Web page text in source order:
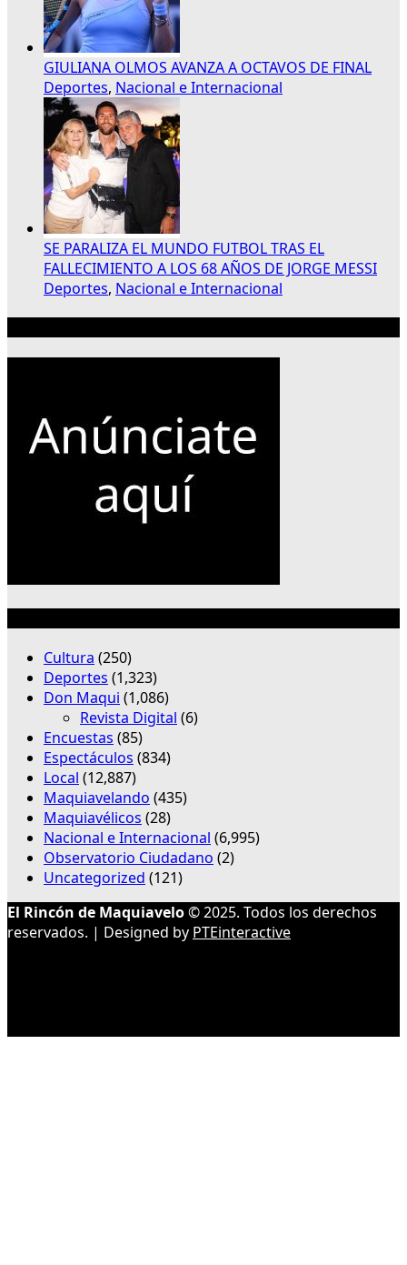
GIULIANA OLMOS AVANZA A OCTAVOS DE FINAL
Deportes, Nacional e Internacional
SE PARALIZA EL MUNDO FUTBOL TRAS EL
FALLECIMIENTO A LOS 68 AÑOS DE JORGE MESSI
Deportes, Nacional e Internacional
Cultura (250)
Deportes (1,323)
Don Maqui (1,086)
Revista Digital (6)
Encuestas (85)
Espectáculos (834)
Local (12,887)
Maquiavelando (435)
Maquiavélicos (28)
Nacional e Internacional (6,995)
Observatorio Ciudadano (2)
Uncategorized (121)
El Rincón de Maquiavelo© 2025. Todos los derechos
reservados. | Designed by PTEinteractive